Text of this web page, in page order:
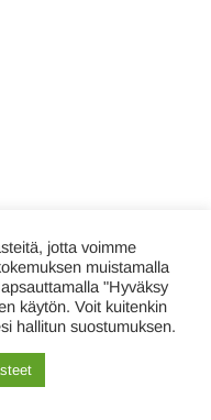
jotta voimme
muistamalla
"Hyväksy
käytön. Voit kuitenkin
hallitun suostumuksen.